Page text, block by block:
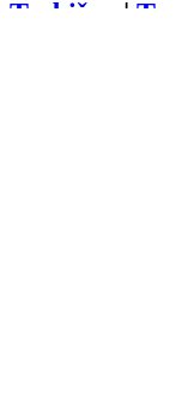
Trebišov
|